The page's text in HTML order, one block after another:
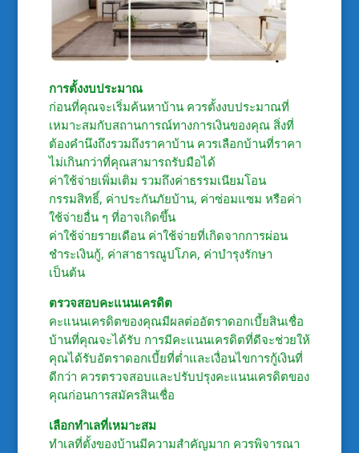
การตั้งงบประมาณ
ก่อนที่คุณจะเริ่มค้นหาบ้าน ควรตั้งงบประมาณที่
เหมาะสมกับสถานการณ์ทางการเงินของคุณ สิ่งที่
ต้องคำนึงถึงรวมถึงราคาบ้าน ควรเลือกบ้านที่ราคา
ไม่เกินกว่าที่คุณสามารถรับมือได้
ค่าใช้จ่ายเพิ่มเติม รวมถึงค่าธรรมเนียมโอน
กรรมสิทธิ์, ค่าประกันภัยบ้าน, ค่าซ่อมแซม หรือค่า
ใช้จ่ายอื่น ๆ ที่อาจเกิดขึ้น
ค่าใช้จ่ายรายเดือน ค่าใช้จ่ายที่เกิดจากการผ่อน
ชำระเงินกู้, ค่าสาธารณูปโภค, ค่าบำรุงรักษา
เป็นต้น
ตรวจสอบคะแนนเครดิต
คะแนนเครดิตของคุณมีผลต่ออัตราดอกเบี้ยสินเชื่อ
บ้านที่คุณจะได้รับ การมีคะแนนเครดิตที่ดีจะช่วยให้
คุณได้รับอัตราดอกเบี้ยที่ต่ำและเงื่อนไขการกู้เงินที่
ดีกว่า ควรตรวจสอบและปรับปรุงคะแนนเครดิตของ
คุณก่อนการสมัครสินเชื่อ
เลือกทำเลที่เหมาะสม
ทำเลที่ตั้งของบ้านมีความสำคัญมาก ควรพิจารณา